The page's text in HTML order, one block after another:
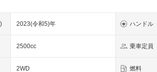
2023(令和5)年 ハンドル
2500cc 乗車定員
2WD 燃料